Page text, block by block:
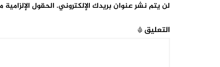
لن يتم نشر عنوان بريدك الإلكتروني. الحقول الإلزامية
التعليق*